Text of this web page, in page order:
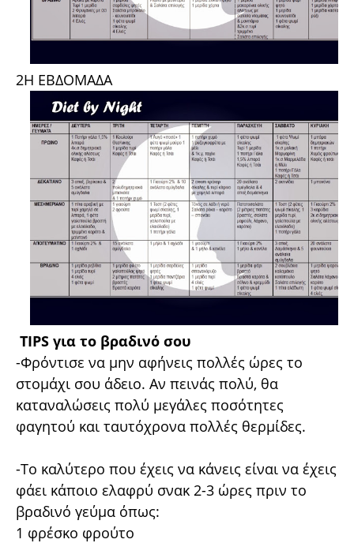
2Η ΕΒΔΟΜΑΔΑ
ΤΙPS για το βραδινό σου
-Φρόντισε να μην αφήνεις πολλές ώρες το
στομάχι σου άδειο. Αν πεινάς πολύ, θα
καταναλώσεις πολύ μεγάλες ποσότητες
φαγητού και ταυτόχρονα πολλές θερμίδες.
-Το καλύτερο που έχεις να κάνεις είναι να έχεις
φάει κάποιο ελαφρύ σνακ 2-3 ώρες πριν το
βραδινό γεύμα όπως:
1 φρέσκο φρούτο